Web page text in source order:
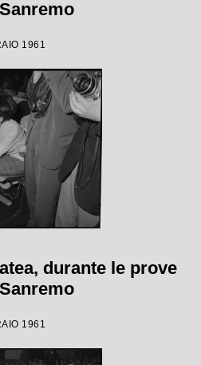
1961
durante le prove
1961